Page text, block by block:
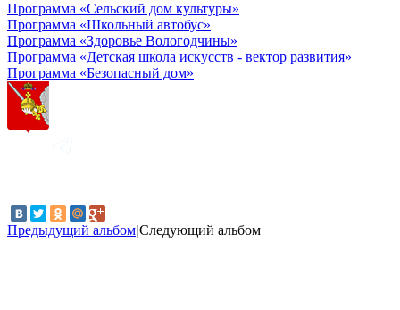
Программа «Сельский дом культуры»
Программа «Школьный автобус»
Программа «Здоровье Вологодчины»
Программа «Детская школа искусств - вектор развития»
Программа «Безопасный дом»
Предыдущий альбом|Следующий альбом